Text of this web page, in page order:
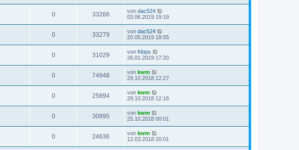
0 33266 von dac524
03.06.2019 19:19
0 33279 von dac524
20.05.2019 18:55
0 31029 von Klops
26.01.2019 17:20
0 74948 von kwm
29.10.2018 12:27
0 25894 von kwm
29.10.2018 12:16
0 30895 von kwm
25.10.2018 00:01
0 24636 von kwm
12.03.2018 20:01